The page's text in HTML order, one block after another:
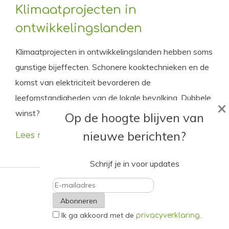
Klimaatprojecten in
ontwikkelingslanden
Klimaatprojecten in ontwikkelingslanden hebben soms
gunstige bijeffecten. Schonere kooktechnieken en de
komst van elektriciteit bevorderen de
leefomstandigheden van de lokale bevolking. Dubbele
winst?
Lees meer
Op de hoogte blijven van
nieuwe berichten?
Schrijf je in voor updates
E-
mailadres
Ik ga akkoord met de privacyverklaring.
×